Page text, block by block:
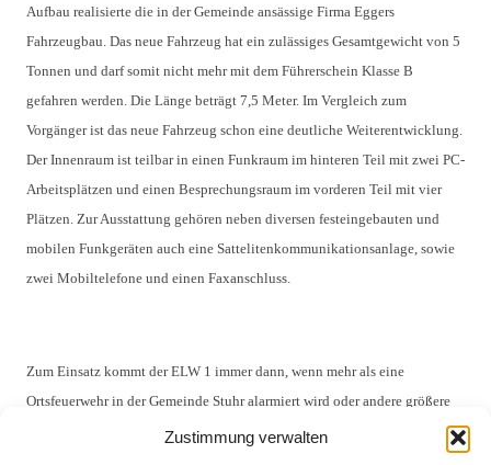
Zustimmung verwalten
Aufbau realisierte die in der Gemeinde ansässige Firma Eggers
Fahrzeugbau. Das neue Fahrzeug hat ein zulässiges Gesamtgewicht von 5
Tonnen und darf somit nicht mehr mit dem Führerschein Klasse B
gefahren werden. Die Länge beträgt 7,5 Meter. Im Vergleich zum
Vorgänger ist das neue Fahrzeug schon eine deutliche Weiterentwicklung.
Der Innenraum ist teilbar in einen Funkraum im hinteren Teil mit zwei PC-
Arbeitsplätzen und einen Besprechungsraum im vorderen Teil mit vier
Plätzen. Zur Ausstattung gehören neben diversen festeingebauten und
mobilen Funkgeräten auch eine Sattelitenkommunikationsanlage, sowie
zwei Mobiltelefone und einen Faxanschluss.
Zum Einsatz kommt der ELW 1 immer dann, wenn mehr als eine
Ortsfeuerwehr in der Gemeinde Stuhr alarmiert wird oder andere größere
Einsätze anstehen. Er dient dem Einsatzleiter als Kommunikationseinheit,